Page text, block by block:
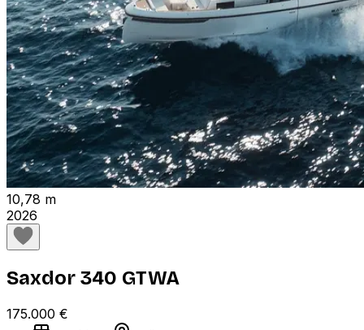
10,78 m
2026
Saxdor 340 GTWA
175.000 €